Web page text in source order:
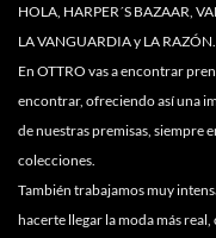
HOLA, HARPER´S BAZAAR,
LA VANGUARDIA y LA RAZÓN.
En OTTRO vas a encontrar
encontrar, ofreciendo así una
de nuestras premisas, siempre
colecciones.
También trabajamos muy
hacerte llegar la moda más